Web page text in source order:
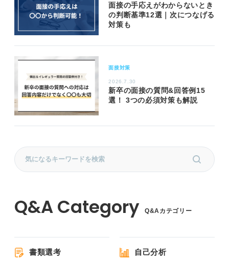
面接の手応えがわからないとき
の判断基準12選｜次につなげる
対策も
面接対策
2026.7.30
新卒の面接の質問&回答例15
選！ 3つの必須対策も解説
Q&Aカテゴリー
書類選考 自己分析